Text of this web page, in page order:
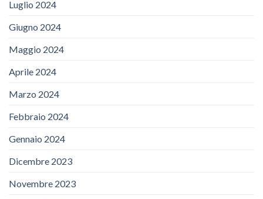
Luglio 2024
Giugno 2024
Maggio 2024
Aprile 2024
Marzo 2024
Febbraio 2024
Gennaio 2024
Dicembre 2023
Novembre 2023